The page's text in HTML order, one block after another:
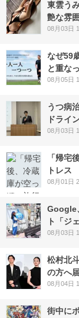
東雲う
艶な雰
08月03日
なぜ59
と重な
08月05日
うつ病
ドライ
08月03日
「帰宅
トレス
08月01日
Google
ト「ジ
08月03日
松村北
の方へ
08月04日
街中に